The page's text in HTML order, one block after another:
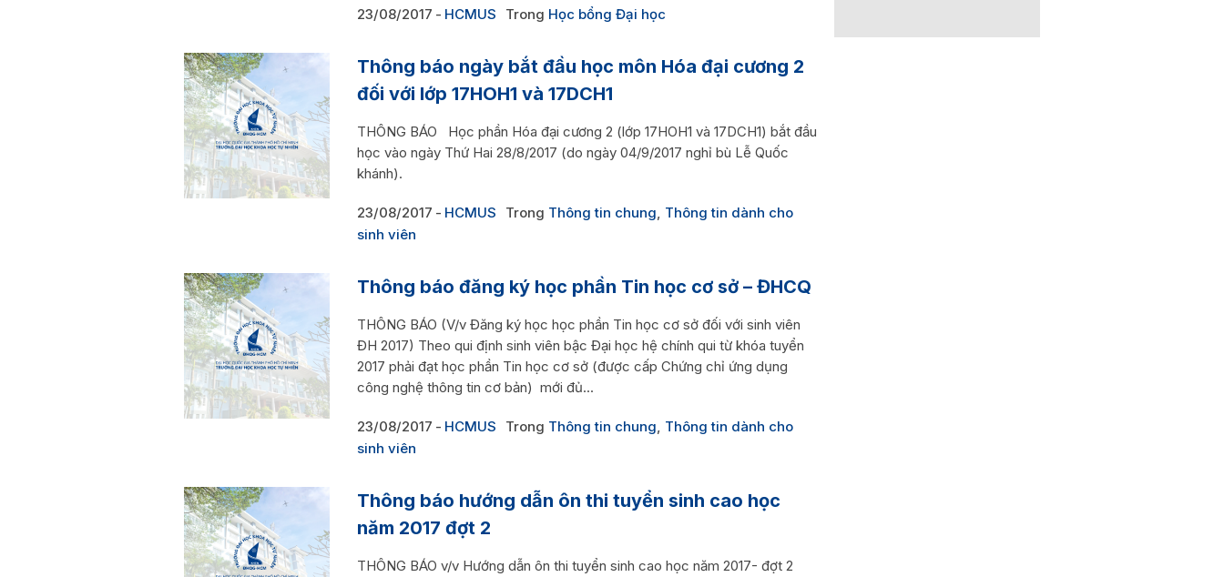
23/08/2017 HCMUS Trong Học bổng Đại học
Thông báo ngày bắt đầu học môn Hóa đại cương 2
đối với lớp 17HOH1 và 17DCH1
THÔNG BÁO Học phần Hóa đại cương 2 (lớp 17HOH1 và 17DCH1) bắt đầu
học vào ngày Thứ Hai 28/8/2017 (do ngày 04/9/2017 nghỉ bù Lễ Quốc
khánh).
23/08/2017 HCMUS Trong Thông tin chung, Thông tin dành cho
sinh viên
Thông báo đăng ký học phần Tin học cơ sở – ĐHCQ
THÔNG BÁO (V/v Đăng ký học học phần Tin học cơ sở đối với sinh viên
ĐH 2017) Theo qui định sinh viên bậc Đại học hệ chính qui từ khóa tuyển
2017 phải đạt học phần Tin học cơ sở (được cấp Chứng chỉ ứng dụng
công nghệ thông tin cơ bản) mới đủ...
23/08/2017 HCMUS Trong Thông tin chung, Thông tin dành cho
sinh viên
Thông báo hướng dẫn ôn thi tuyển sinh cao học
năm 2017 đợt 2
THÔNG BÁO v/v Hướng dẫn ôn thi tuyển sinh cao học năm 2017- đợt 2